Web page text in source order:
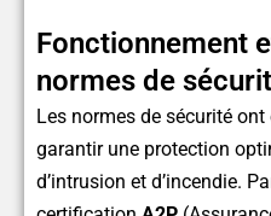
Fonctionnement
normes de
Les normes de sécurité
garantir une protection
d’intrusion et d’incendie.